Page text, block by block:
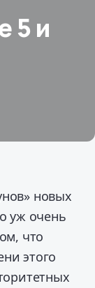
5 и
новых
уж очень
что
этого